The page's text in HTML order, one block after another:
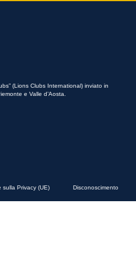
(Lions Clubs International) inviato in
e Valle d’Aosta.
sulla Privacy (UE) Disconoscimento